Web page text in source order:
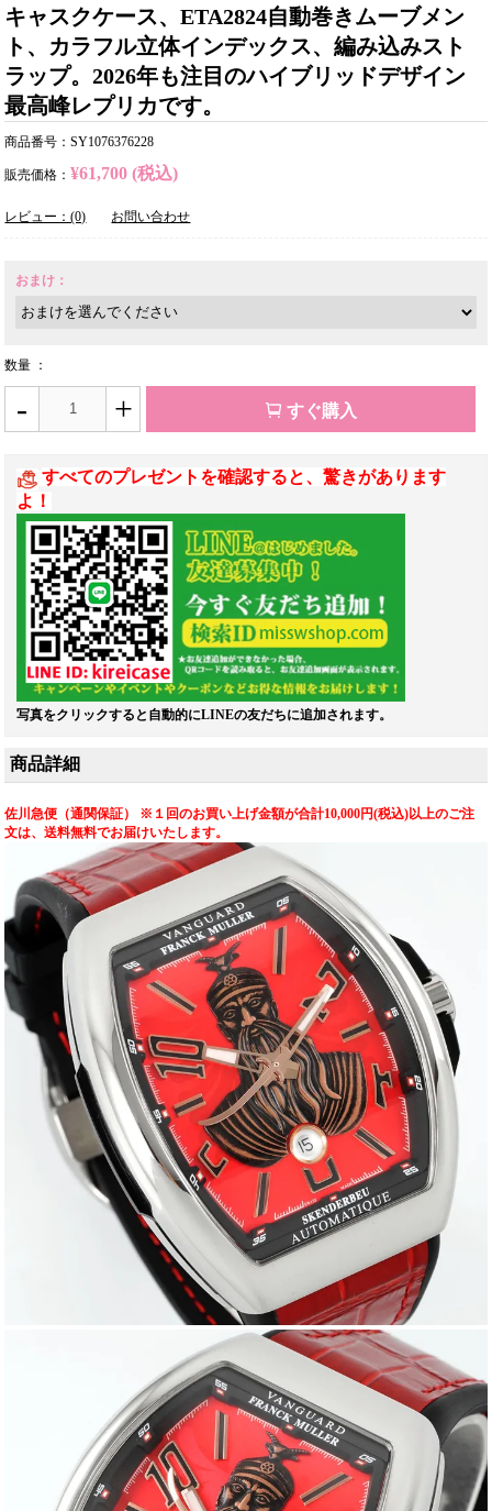
キャスクケース、ETA2824自動巻きムーブメン
ト、カラフル立体インデックス、編み込みスト
ラップ。2026年も注目のハイブリッドデザイン
最高峰レプリカです。
商品番号：SY1076376228
販売価格： ¥61,700 (税込)
レビュー：(0) お問い合わせ
おまけ：
数量 ：
- + すぐ購入
すべてのプレゼントを確認すると、驚きがあります
よ！
写真をクリックすると自動的にLINEの友だちに追加されます。
商品詳細
佐川急便（通関保証） ※１回のお買い上げ金額が合計10,000円(税込)以上のご注
文は、送料無料でお届けいたします。